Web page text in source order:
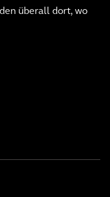
überall dort, wo